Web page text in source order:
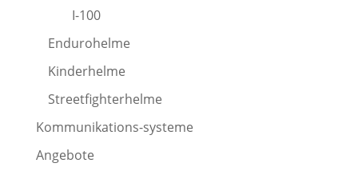
I-100
Endurohelme
Kinderhelme
Streetfighterhelme
Kommunikations-systeme
Angebote